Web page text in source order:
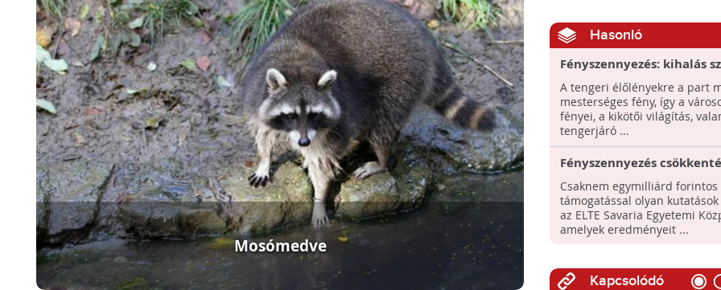
Mosómedve
Hasonló
Fényszennyezés: kihalás
bohóchalak
A tengeri élőlényekre a part
mesterséges fény, így a
fényei, a kikötői világítás,
tengerjáró ...
Fényszennyezés
kapcsolatos kutatások is
az ELTE Savaria Egyetemi
Központjában
Csaknem egymilliárd forintos
támogatással olyan
az ELTE Savaria Egyetemi
amelyek eredményeit ...
Kapcsolódó